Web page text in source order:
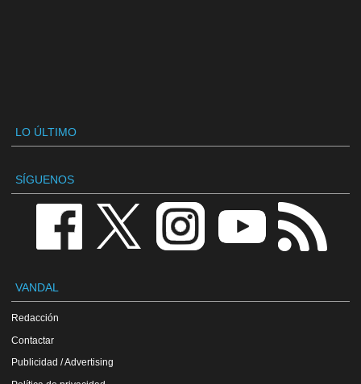
LO ÚLTIMO
SÍGUENOS
VANDAL
Redacción
Contactar
Publicidad / Advertising